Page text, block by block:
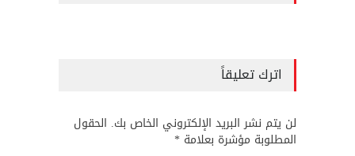
اترك تعليقاً
لن يتم نشر البريد الإلكتروني الخاص بك. الحقول
المطلوبة مؤشرة بعلامة *